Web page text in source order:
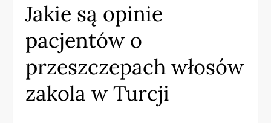
Jakie są opinie
pacjentów o
przeszczepach włosów
zakola w Turcji